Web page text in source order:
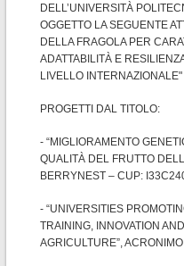
DELL’UNIVERSITÀ
OGGETTO LA SEGUENTE
DELLA FRAGOLA PER
ADATTABILITÀ E
LIVELLO INTERNAZIONALE"
PROGETTI DAL TITOLO:
- “MIGLIORAMENTO
QUALITÀ DEL FRUTTO
BERRYNEST – CUP:
- “UNIVERSITIES
TRAINING, INNOVATION
AGRICULTURE”,